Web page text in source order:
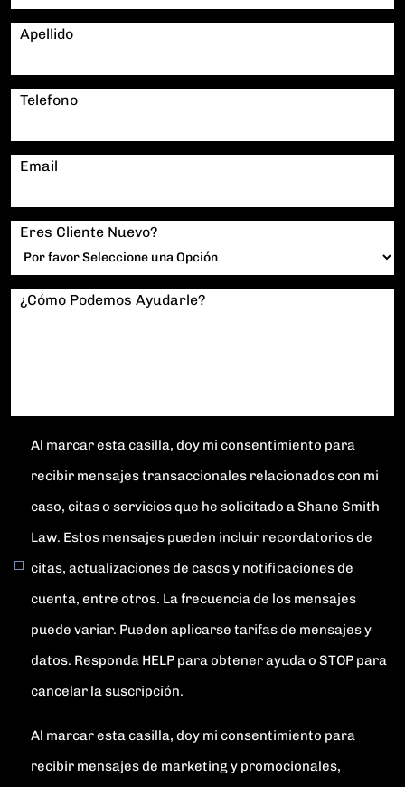
Apellido
Telefono
Email
Eres Cliente Nuevo?
¿Cómo Podemos Ayudarle?
Al marcar esta casilla, doy mi consentimiento para
recibir mensajes transaccionales relacionados con mi
caso, citas o servicios que he solicitado a Shane Smith
Law. Estos mensajes pueden incluir recordatorios de
citas, actualizaciones de casos y notificaciones de
cuenta, entre otros. La frecuencia de los mensajes
puede variar. Pueden aplicarse tarifas de mensajes y
datos. Responda HELP para obtener ayuda o STOP para
cancelar la suscripción.
Al marcar esta casilla, doy mi consentimiento para
recibir mensajes de marketing y promocionales,